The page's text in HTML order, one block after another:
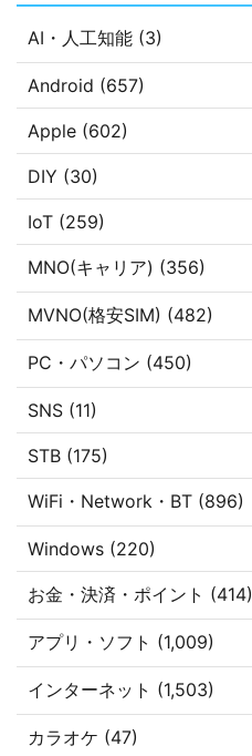
AI・人工知能 (3)
Android (657)
Apple (602)
DIY (30)
IoT (259)
MNO(キャリア) (356)
MVNO(格安SIM) (482)
PC・パソコン (450)
SNS (11)
STB (175)
WiFi・Network・BT (896)
Windows (220)
お金・決済・ポイント (414)
アプリ・ソフト (1,009)
インターネット (1,503)
カラオケ (47)